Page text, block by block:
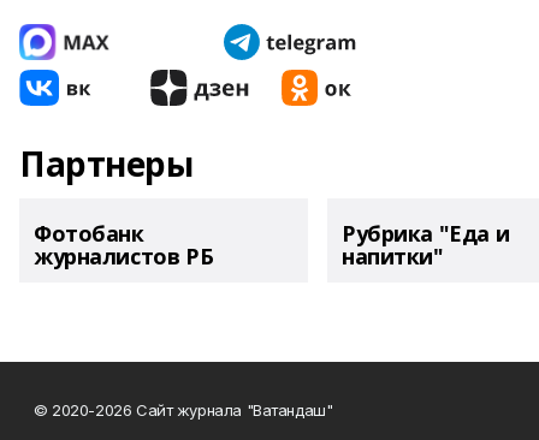
Партнеры
Фотобанк
журналистов РБ
Рубрика "Еда и
напитки"
© 2020-2026 Сайт журнала "Ватандаш"